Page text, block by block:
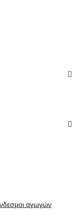
αγωγών